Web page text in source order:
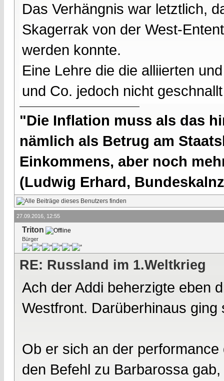
Das Verhängnis war letztlich,
Skagerrak von der West-
werden konnte.
Eine Lehre die die alliierten
und Co. jedoch nicht
"Die Inflation muss als das
nämlich als Betrug am
Einkommens, aber noch
(Ludwig Erhard,
27.09.2016, 12:55
Triton
Bürger
RE: Russland im 1.Weltkrieg
Ach der Addi beherzigte eben
Westfront. Darüberhinaus
Ob er sich an der
den Befehl zu Barbarossa